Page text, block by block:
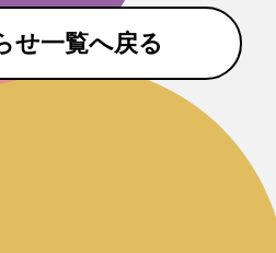
せ一覧へ戻る